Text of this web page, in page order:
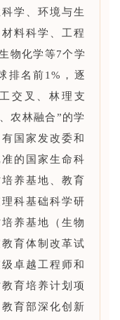
学、环境与生
料科学、工程
物化学等7个学
排名前1%，逐
交叉、林理支
农林融合”的学
国家发改委和
的国家生命科
养基地、教育
科基础科学研
养基地（生物
育体制改革试
卓越工程师和
育培养计划项
育部深化创新